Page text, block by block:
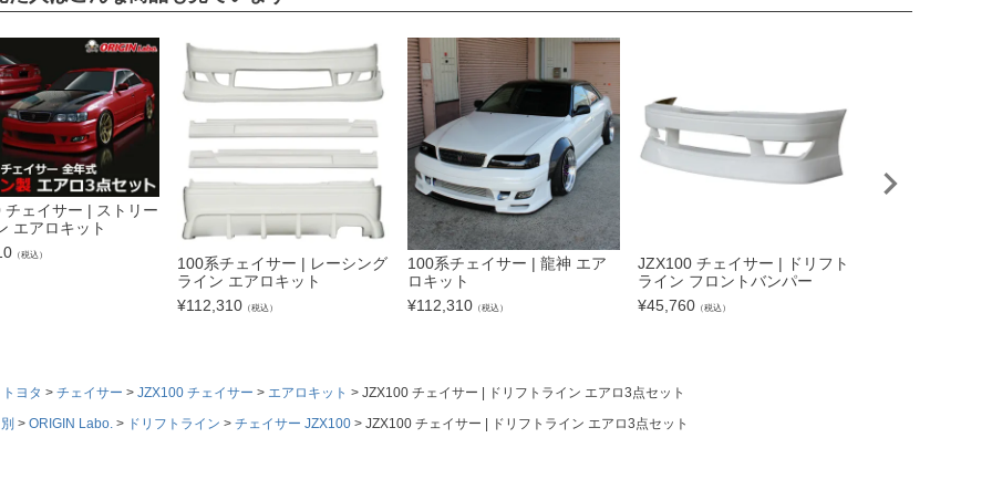
チェイサー | ストリー
エアロキット
（税込）
100系チェイサー | レーシング
ライン エアロキット
¥112,310 （税込）
100系チェイサー | 龍神 エア
ロキット
¥112,310 （税込）
JZX100 チェイサー | ドリフト
ライン フロントバンパー
¥45,760 （税込）
トヨタ チェイサー JZX100 チェイサー エアロキット
JZX100 チェイサー | ドリフトライン エアロ3点セット
ORIGIN Labo. ドリフトライン チェイサー JZX100 JZX100 チェイサー | ドリフトライン エアロ3点セット